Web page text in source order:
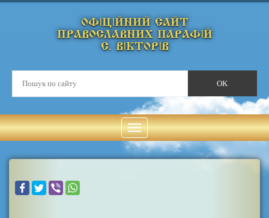
ОФІЦІЙНИЙ САЙТ
ПРАВОСЛАВНИХ ПАРАФІЙ
С. ВІКТОРІВ